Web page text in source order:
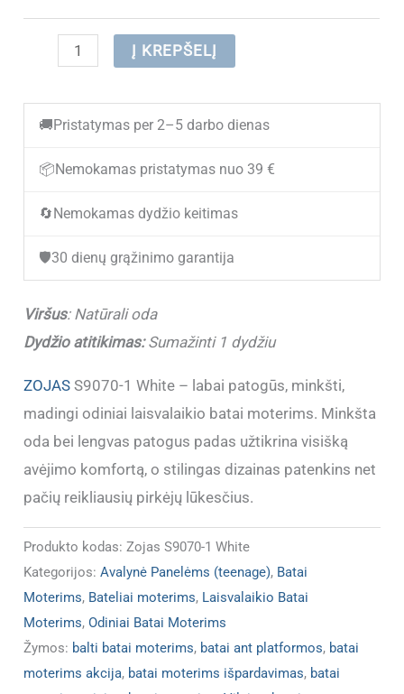
produkto
(IŠPARDUOTA)
Odiniai
laisvalaikio
moterims
Į KREPŠELĮ
🚚Pristatymas per 2–5 darbo dienas
📦Nemokamas pristatymas nuo 39 €
🔄Nemokamas dydžio keitimas
🛡️30 dienų grąžinimo garantija
Viršus: Natūrali oda
Dydžio atitikimas:Sumažinti 1 dydžiu
ZOJAS S9070-1 White – labai patogūs, minkšti,
madingi odiniai laisvalaikio batai moterims. Minkšta
oda bei lengvas patogus padas užtikrina visišką
avėjimo komfortą, o stilingas dizainas patenkins net
pačių reikliausių pirkėjų lūkesčius.
Produkto kodas:Zojas S9070-1 White
Kategorijos:Avalynė Panelėms (teenage), Batai
Moterims, Bateliai moterims, Laisvalaikio Batai
Moterims,Odiniai Batai Moterims
Žymos: balti batai moterims, batai ant platformos, batai
moterims akcija, batai moterims išpardavimas, batai